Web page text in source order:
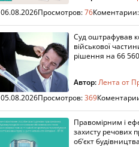
06.08.2026Просмотров:76Коментарии:
Суд оштрафував
військової
рішення на 66
Автор:Лента от
05.08.2026Просмотров:369
Правомірним і
захисту речових
об’єкт